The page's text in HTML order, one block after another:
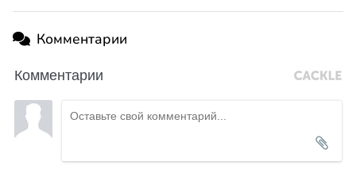
Комментарии
Комментарии